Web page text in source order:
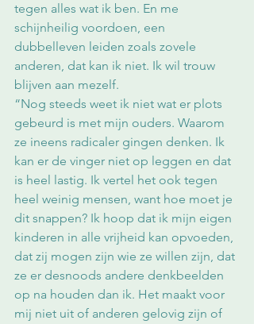
tegen alles wat ik ben. En me
schijnheilig voordoen, een
dubbelleven leiden zoals zovele
anderen, dat kan ik niet. Ik wil trouw
blijven aan mezelf.
“Nog steeds weet ik niet wat er plots
gebeurd is met mijn ouders. Waarom
ze ineens radicaler gingen denken. Ik
kan er de vinger niet op leggen en dat
is heel lastig. Ik vertel het ook tegen
heel weinig mensen, want hoe moet je
dit snappen? Ik hoop dat ik mijn eigen
kinderen in alle vrijheid kan opvoeden,
dat zij mogen zijn wie ze willen zijn, dat
ze er desnoods andere denkbeelden
op na houden dan ik. Het maakt voor
mij niet uit of anderen gelovig zijn of